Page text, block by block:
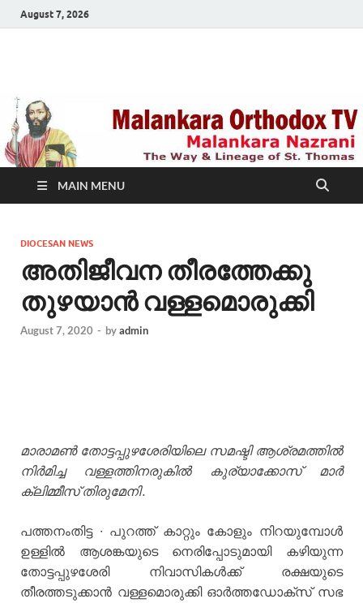
August 7, 2026
TV
MAIN MENU
DIOCESAN NEWS
അതിജീവന തീരത്തേക്കു
തുഴയാന്‍ വള്ളമൊരുക്കി
August 7, 2020 - byadmin
മാരാമൺ തോട്ടപ്പുഴശേരിയിലെ സമഷ്ടി ആശ്രമത്തിൽ
നിർമിച്ച വള്ളത്തിനരുകിൽ കുര്യാക്കോസ് മാർ
ക്ലിമ്മീസ് തിരുമേനി .
പത്തനംതിട്ട ∙ പുറത്ത് കാറ്റും കോളും നിറയുമ്പോൾ
ഉള്ളിൽ ആശങ്കയുടെ നെരിപ്പോടുമായി കഴിയുന്ന
തോട്ടപ്പുഴശേരി നിവാസികൾക്ക് രക്ഷയുടെ
തീരത്തടുക്കാൻ വള്ളമൊരുക്കി ഓർത്തഡോക്സ് സഭ